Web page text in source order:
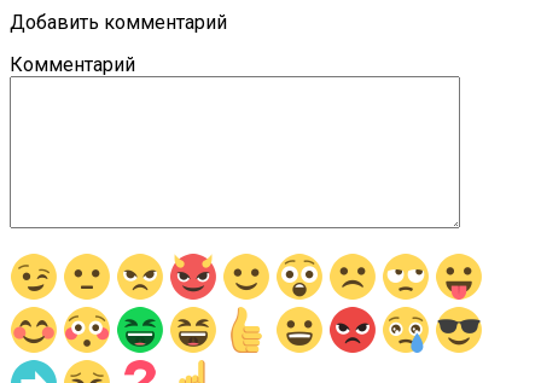
Добавить комментарий
Комментарий